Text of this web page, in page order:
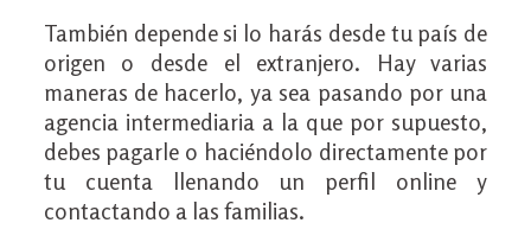
También depende si lo harás desde tu país de
origen o desde el extranjero. Hay varias
maneras de hacerlo, ya sea pasando por una
agencia intermediaria a la que por supuesto,
debes pagarle o haciéndolo directamente por
tu cuenta llenando un perfil online y
contactando a las familias.